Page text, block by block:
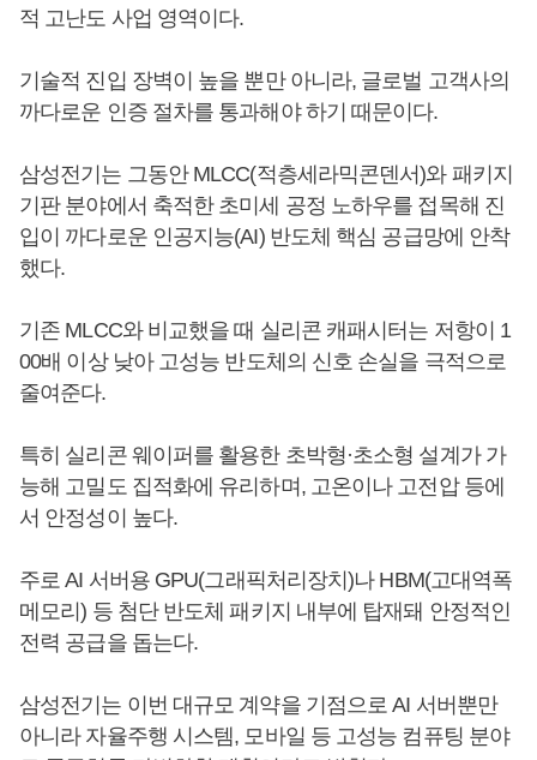
적 고난도 사업 영역이다.
기술적 진입 장벽이 높을 뿐만 아니라, 글로벌 고객사의
까다로운 인증 절차를 통과해야 하기 때문이다.
삼성전기는 그동안 MLCC(적층세라믹콘덴서)와 패키지
기판 분야에서 축적한 초미세 공정 노하우를 접목해 진
입이 까다로운 인공지능(AI) 반도체 핵심 공급망에 안착
했다.
기존 MLCC와 비교했을 때 실리콘 캐패시터는 저항이 1
00배 이상 낮아 고성능 반도체의 신호 손실을 극적으로
줄여준다.
특히 실리콘 웨이퍼를 활용한 초박형·초소형 설계가 가
능해 고밀도 집적화에 유리하며, 고온이나 고전압 등에
서 안정성이 높다.
주로 AI 서버용 GPU(그래픽처리장치)나 HBM(고대역폭
메모리) 등 첨단 반도체 패키지 내부에 탑재돼 안정적인
전력 공급을 돕는다.
삼성전기는 이번 대규모 계약을 기점으로 AI 서버뿐만
아니라 자율주행 시스템, 모바일 등 고성능 컴퓨팅 분야